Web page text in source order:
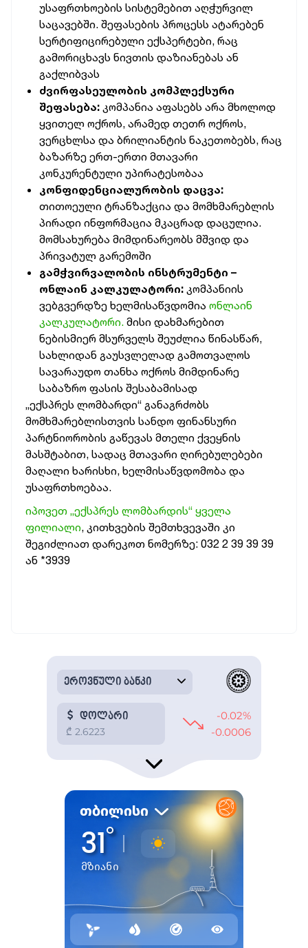
უსაფრთხოების სისტემებით აღჭურვილ
საცავებში. შეფასების პროცესს ატარებენ
სერტიფიცირებული ექსპერტები, რაც
გამორიცხავს ნივთის დაზიანებას ან
გაქლიბვას
ძვირფასეულობის კომპლექსური
შეფასება: კომპანია აფასებს არა მხოლოდ
ყვითელ ოქროს, არამედ თეთრ ოქროს,
ვერცხლსა და ბრილიანტის ნაკეთობებს, რაც
ბაზარზე ერთ-ერთი მთავარი
კონკურენტული უპირატესობაა
კონფიდენციალურობის დაცვა:
თითოეული ტრანზაქცია და მომხმარებლის
პირადი ინფორმაცია მკაცრად დაცულია.
მომსახურება მიმდინარეობს მშვიდ და
პრივატულ გარემოში
გამჭვირვალობის ინსტრუმენტი –
ონლაინ კალკულატორი: კომპანიის
ვებგვერდზე ხელმისაწვდომია ონლაინ
კალკულატორი. მისი დახმარებით
ნებისმიერ მსურველს შეუძლია წინასწარ,
სახლიდან გაუსვლელად გამოთვალოს
სავარაუდო თანხა ოქროს მიმდინარე
საბაზრო ფასის შესაბამისად
„ექსპრეს ლომბარდი“ განაგრძობს
მომხმარებლისთვის სანდო ფინანსური
პარტნიორობის გაწევას მთელი ქვეყნის
მასშტაბით, სადაც მთავარი ღირებულებები
მაღალი ხარისხი, ხელმისაწვდომობა და
უსაფრთხოებაა.
იპოვეთ „ექსპრეს ლომბარდის“ ყველა
ფილიალი, კითხვების შემთხვევაში კი
შეგიძლიათ დარეკოთ ნომერზე: 032 2 39 39 39
ან *3939